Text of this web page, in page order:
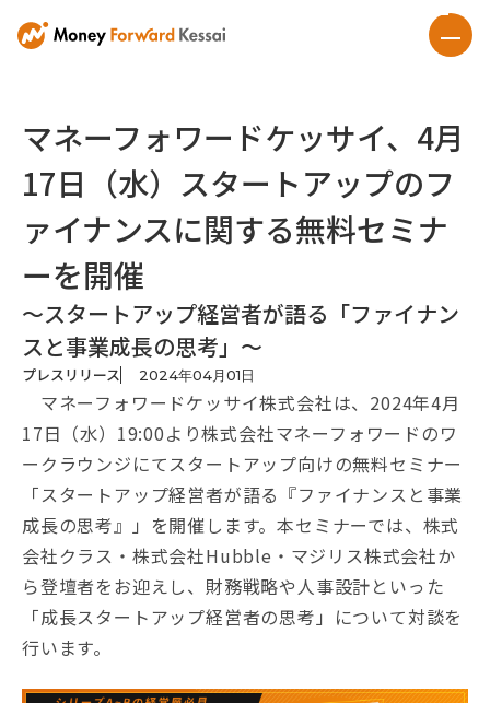
マネーフォワードケッサイ、4月
17日（水）スタートアップのフ
ァイナンスに関する無料セミナ
ーを開催
～スタートアップ経営者が語る「ファイナン
スと事業成長の思考」～
プレスリリース 2024年04月01日
マネーフォワードケッサイ株式会社は、2024年4月
17日（水）19:00より株式会社マネーフォワードのワ
ークラウンジにてスタートアップ向けの無料セミナー
「スタートアップ経営者が語る『ファイナンスと事業
成長の思考』」を開催します。本セミナーでは、株式
会社クラス・株式会社Hubble・マジリス株式会社か
ら登壇者をお迎えし、財務戦略や人事設計といった
「成長スタートアップ経営者の思考」について対談を
行います。